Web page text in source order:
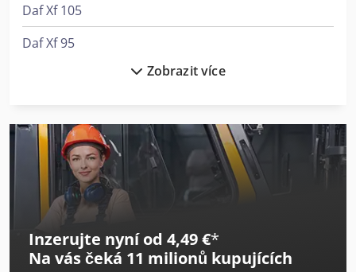
Daf Xf 105
Daf Xf 95
Fendt 516 Vario
Fendt 718 Vario
Fendt 724 Vario
Fendt 826 Vario
Zobrazit více
Inzerujte nyní od 4,49 €*
Na vás čeká 11 milionů kupujících